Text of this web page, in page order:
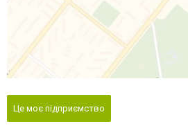
Це моє підприємство